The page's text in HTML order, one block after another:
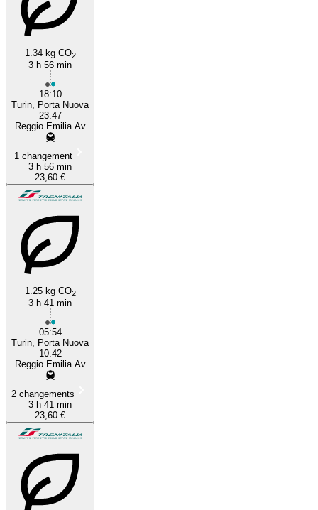
1.34 kg CO2
3 h 56 min
18:10
Turin, Porta Nuova
23:47
Reggio Emilia Av
1 changement
3 h 56 min
23,60 €
1.25 kg CO2
3 h 41 min
05:54
Turin, Porta Nuova
10:42
Reggio Emilia Av
2 changements
3 h 41 min
23,60 €